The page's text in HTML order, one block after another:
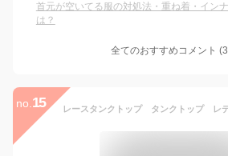
首元が空いてる服の対処法・重ね着・イン
は？
全てのおすすめコメント (3
no. 15